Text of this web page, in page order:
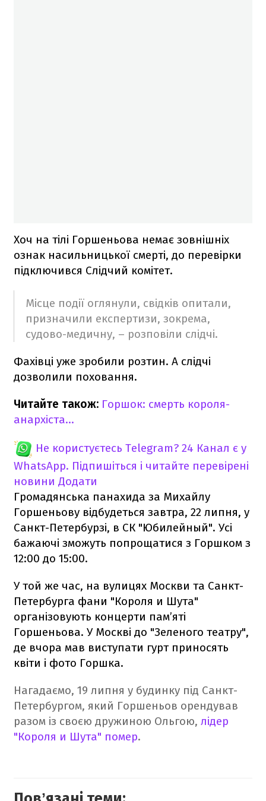
Хоч на тілі Горшеньова немає зовнішніх
ознак насильницької смерті, до перевірки
підключився Слідчий комітет.
Місце події оглянули, свідків опитали,
призначили експертизи, зокрема,
судово-медичну, – розповіли слідчі.
Фахівці уже зробили розтин. А слідчі
дозволили поховання.
Читайте також: Горшок: смерть короля-
анархіста…
Не користуєтесь Telegram? 24 Канал є у
WhatsApp. Підпишіться і читайте перевірені
новини Додати
Громадянська панахида за Михайлу
Горшеньову відбудеться завтра, 22 липня, у
Санкт-Петербурзі, в СК "Юбилейный". Усі
бажаючі зможуть попрощатися з Горшком з
12:00 до 15:00.
У той же час, на вулицях Москви та Санкт-
Петербурга фани "Короля и Шута"
організовують концерти пам’яті
Горшеньова. У Москві до "Зеленого театру",
де вчора мав виступати гурт приносять
квіти і фото Горшка.
Нагадаємо, 19 липня у будинку під Санкт-
Петербургом, який Горшеньов орендував
разом із своєю дружиною Ольгою, лідер
"Короля и Шута" помер.